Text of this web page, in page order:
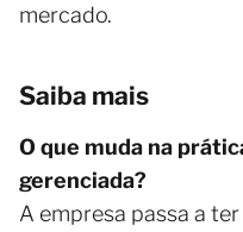
mercado.
Saiba mais
O que muda na
gerenciada?
A empresa passa a